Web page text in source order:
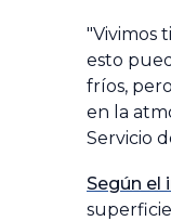
"Vivimos
esto
fríos,
en la
Servicio
Según el